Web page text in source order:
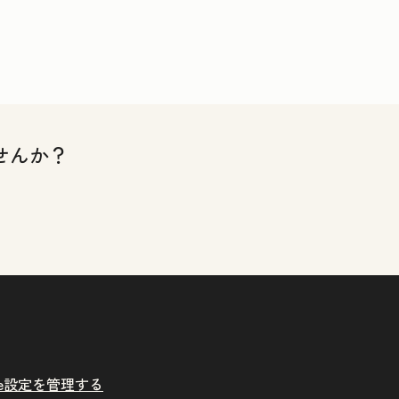
か？
定を管理する